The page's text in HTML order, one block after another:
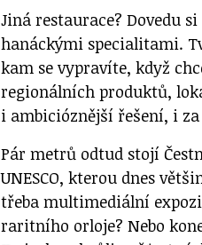
Jiná restaurace? Dovedu
hanáckými specialitami.
kam se vypravíte, když
regionálních produktů,
i ambicióznější řešení, i
Pár metrů odtud stojí
UNESCO, kterou dnes
třeba multimediální
raritního orloje? Nebo